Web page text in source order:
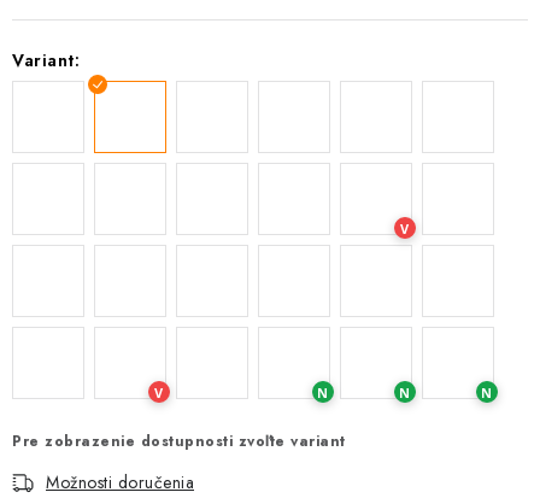
Variant:
V
V N N N
Pre zobrazenie dostupnosti zvoľte variant
Možnosti doručenia